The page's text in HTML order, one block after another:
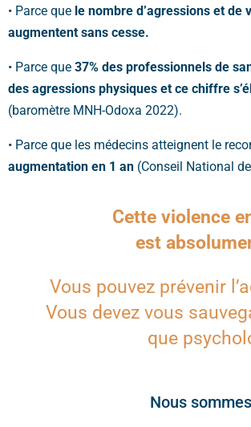
• Parce que le nombre d’agressions et de
augmentent sans cesse.
• Parce que 37% des professionnels de
des agressions physiques et ce chiffre
(baromètre MNH-Odoxa 2022).
• Parce que les médecins atteignent le
augmentation en 1 an (Conseil National
Cette violence
est
Vous pouvez prévenir
Vous devez vous
que
Nous